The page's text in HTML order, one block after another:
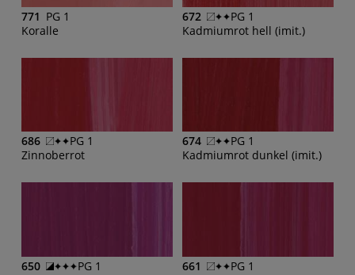
771 PG 1
Koralle
672
PG 1
Kadmiumrot hell (imit.)
686
PG 1
Zinnoberrot
674
PG 1
Kadmiumrot dunkel (imit.)
650
PG 1
661
PG 1